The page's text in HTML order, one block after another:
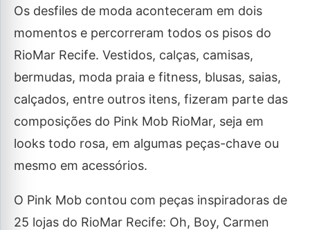
Os desfiles de moda aconteceram em dois
momentos e percorreram todos os pisos do
RioMar Recife. Vestidos, calças, camisas,
bermudas, moda praia e fitness, blusas, saias,
calçados, entre outros itens, fizeram parte das
composições do Pink Mob RioMar, seja em
looks todo rosa, em algumas peças-chave ou
mesmo em acessórios.
O Pink Mob contou com peças inspiradoras de
25 lojas do RioMar Recife: Oh, Boy, Carmen